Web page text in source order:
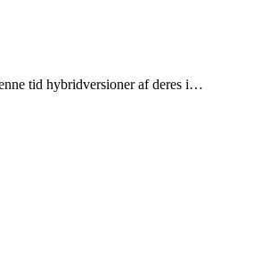
tid hybridversioner af deres i…